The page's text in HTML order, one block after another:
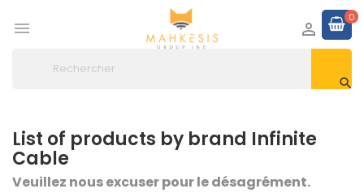

0


List of products by brand Infinite
Cable
Veuillez nous excuser pour le désagrément.